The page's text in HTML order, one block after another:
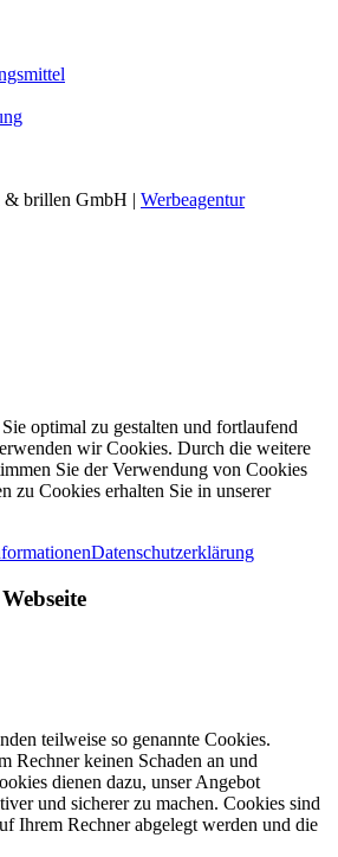
brillen GmbH | Werbeagentur
optimal zu gestalten und fortlaufend
wir Cookies. Durch die weitere
Sie der Verwendung von Cookies
zu Cookies erhalten Sie in unserer
Datenschutzerklärung
teilweise so genannte Cookies.
Rechner keinen Schaden an und
dienen dazu, unser Angebot
und sicherer zu machen. Cookies sind
Ihrem Rechner abgelegt werden und die